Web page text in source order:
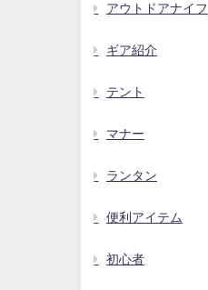
アウトドアナイフ
ギア紹介
テント
マナー
ランタン
便利アイテム
初心者